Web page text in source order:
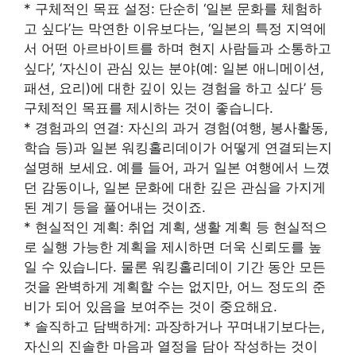
* 구체적인 목표 설정: 단순히 ‘일본 문화를 체험하
고 싶다’는 막연한 이유보다는, ‘일본의 특정 지역에
서 어떤 아르바이트를 하며 현지 사람들과 소통하고
싶다’, ‘자신이 관심 있는 분야(예: 일본 애니메이션,
패션, 요리)에 대한 깊이 있는 경험을 하고 싶다’ 등
구체적인 목표를 제시하는 것이 좋습니다.
* 경험과의 연결: 자신의 과거 경험(여행, 봉사활동,
학습 등)과 일본 워킹홀리데이가 어떻게 연결되는지
설명해 보세요. 예를 들어, 과거 일본 여행에서 느꼈
던 감동이나, 일본 문화에 대한 깊은 관심을 가지게
된 계기 등을 풀어내는 것이죠.
* 현실적인 계획: 취업 계획, 생활 계획 등 현실적으
로 실행 가능한 계획을 제시하면 더욱 신뢰도를 높
일 수 있습니다. 물론 워킹홀리데이 기간 동안 모든
것을 완벽하게 계획할 수는 없지만, 어느 정도의 준
비가 되어 있음을 보여주는 것이 중요해요.
* 솔직하고 담백하게: 과장하거나 꾸며내기보다는,
자신의 진솔한 마음과 열정을 담아 작성하는 것이